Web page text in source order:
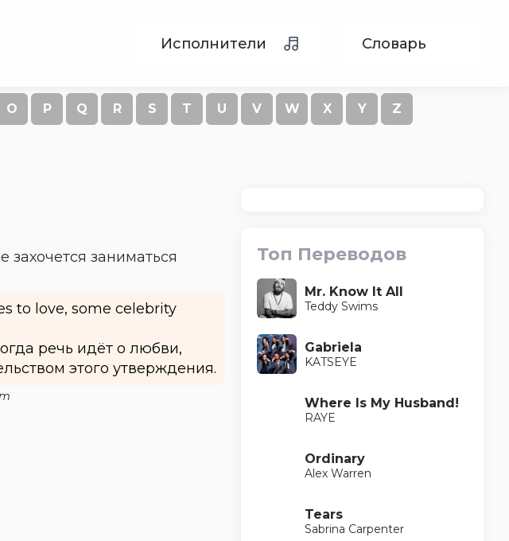
Исполнители Словарь
O P Q R S T U V W X Y Z
заниматься
to love, some celebrity
речь идёт о любви,
этого утверждения.
Топ Переводов
Mr. Know It All
Teddy Swims
Gabriela
KATSEYE
Where Is My Husband!
RAYE
Ordinary
Alex Warren
Tears
Sabrina Carpenter